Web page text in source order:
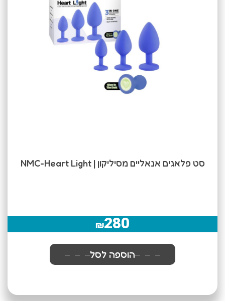
סט פלאגים אנאליים מסיליקון | NMC-Heart Light
₪280
הוספה לסל